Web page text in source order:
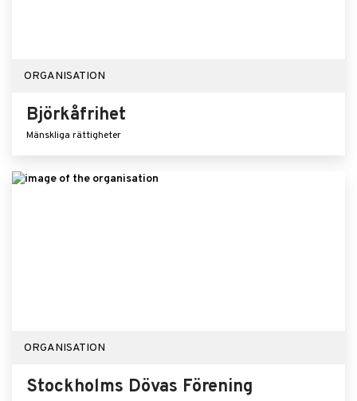
ORGANISATION
Björkåfrihet
Mänskliga rättigheter
ORGANISATION
Stockholms Dövas Förening